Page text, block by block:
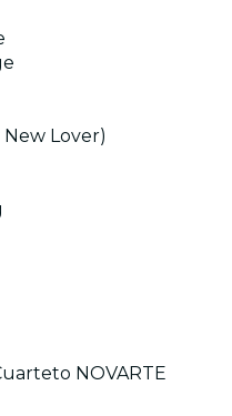
New Lover)
NOVARTE